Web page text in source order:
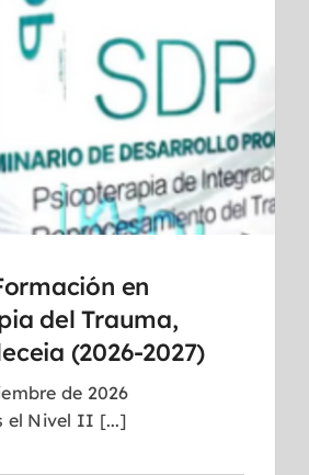
en
del Trauma,
(2026-2027)
de 2026
comenzamos el Nivel II [...]